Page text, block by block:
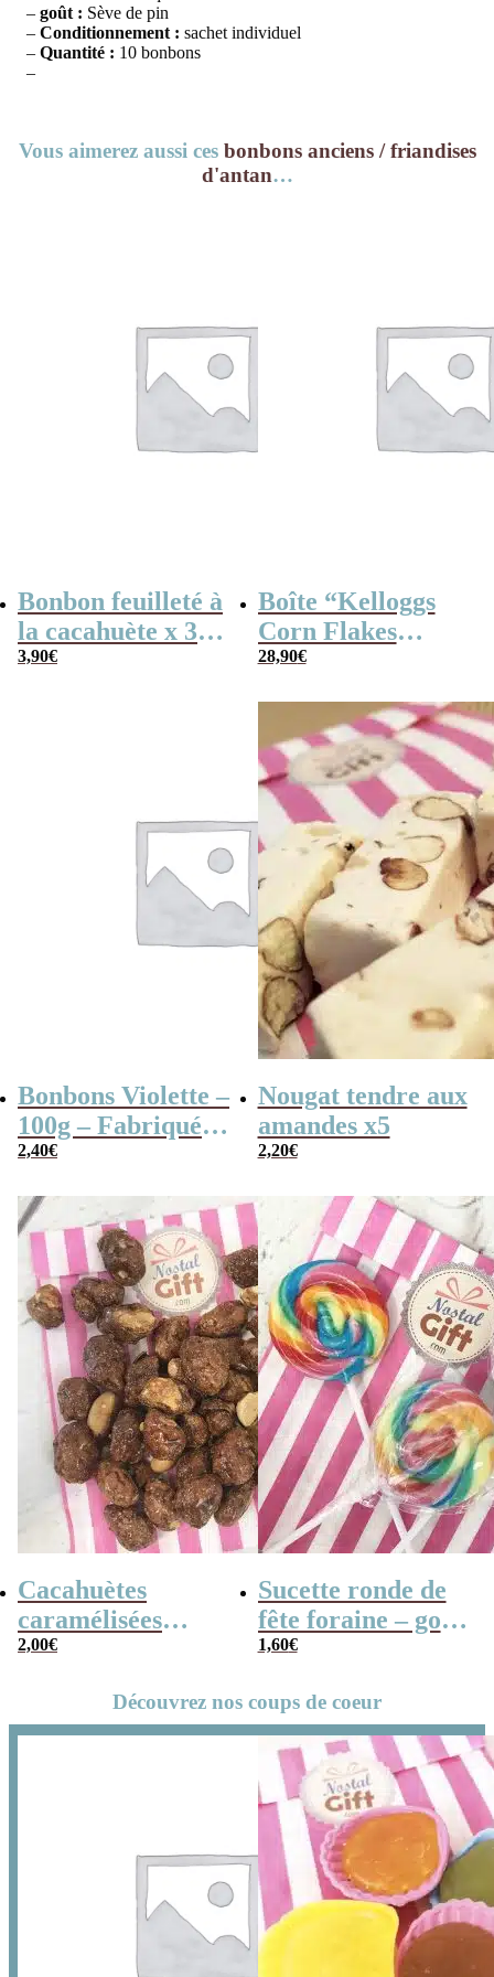
– goût : Sève de pin
– Conditionnement : sachet individuel
– Quantité : 10 bonbons
–
Vous aimerez aussi ces bonbons anciens / friandises
d'antan…
Bonbon feuilleté à
la cacahuète x 30
(170g) – Fabriqué
3,90€
Boîte “Kelloggs
Corn Flakes
Original” remplie
années 60
28,90€
Bonbons Violette –
100g – Fabriqués
en France
2,40€
Nougat tendre aux
amandes x5
2,20€
Cacahuètes
caramélisées
(chouchou) – 100g
2,00€
Sucette ronde de
fête foraine – goût
fruit x3 – 14cm
1,60€
Découvrez nos coups de coeur